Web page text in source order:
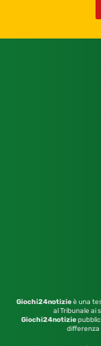
Giochi24notizieè una
al Tribunale ai
Giochi24notizie
differenza